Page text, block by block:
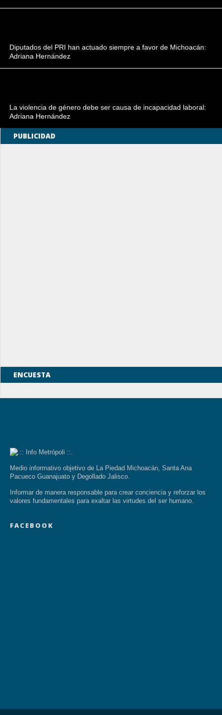
Diputados del PRI han actuado siempre a favor de Michoacán:
Adriana Hernández
La violencia de género debe ser causa de incapacidad laboral:
Adriana Hernández
PUBLICIDAD
ENCUESTA
Medio informativo objetivo de La Piedad Michoacán, Santa Ana
Pacueco Guanajuato y Degollado Jalisco.
Informar de manera responsable para crear conciencia y reforzar los
valores fundamentales para exaltar las virtudes del ser humano.
FACEBOOK